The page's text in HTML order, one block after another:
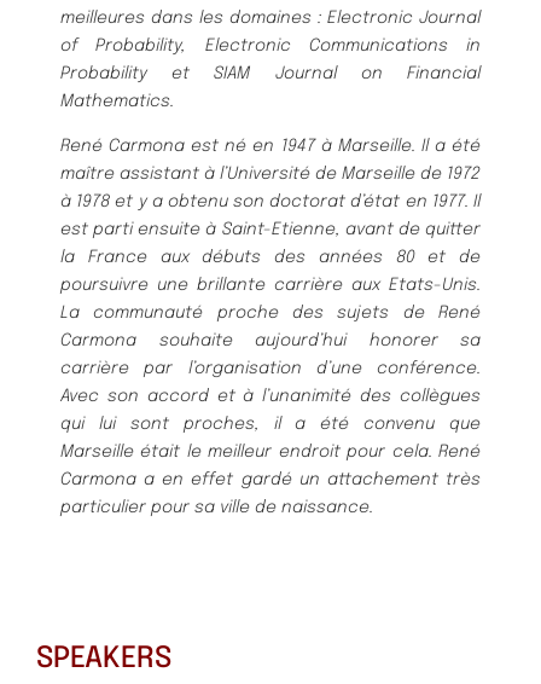
meilleures dans les domaines : Electronic Journal
of Probability, Electronic Communications in
Probability et SIAM Journal on Financial
Mathematics.
René Carmona est né en 1947 à Marseille. Il a été
maître assistant à l’Université de Marseille de 1972
à 1978 et y a obtenu son doctorat d’état en 1977. Il
est parti ensuite à Saint-Etienne, avant de quitter
la France aux débuts des années 80 et de
poursuivre une brillante carrière aux Etats-Unis.
La communauté proche des sujets de René
Carmona souhaite aujourd’hui honorer sa
carrière par l’organisation d’une conférence.
Avec son accord et à l’unanimité des collègues
qui lui sont proches, il a été convenu que
Marseille était le meilleur endroit pour cela. René
Carmona a en effet gardé un attachement très
particulier pour sa ville de naissance.
SPEAKERS